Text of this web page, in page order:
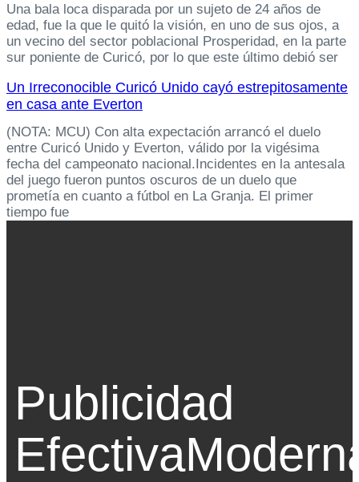
Una bala loca disparada por un sujeto de 24 años de
edad, fue la que le quitó la visión, en uno de sus ojos, a
un vecino del sector poblacional Prosperidad, en la parte
sur poniente de Curicó, por lo que este último debió ser
Un Irreconocible Curicó Unido cayó estrepitosamente
en casa ante Everton
(NOTA: MCU) Con alta expectación arrancó el duelo
entre Curicó Unido y Everton, válido por la vigésima
fecha del campeonato nacional.Incidentes en la antesala
del juego fueron puntos oscuros de un duelo que
prometía en cuanto a fútbol en La Granja. El primer
tiempo fue
Publicidad
Efectiva